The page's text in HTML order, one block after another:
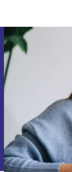
Informace o
Zásadách